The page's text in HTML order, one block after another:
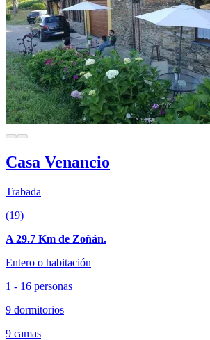
Casa Venancio
Trabada
(19)
A 29.7 Km de Zoñán.
Entero o habitación
1 - 16 personas
9 dormitorios
9 camas